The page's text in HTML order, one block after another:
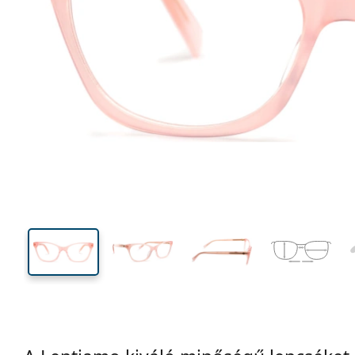
Szélesség
39 mm
Lencsemagasság Lencseszélesség